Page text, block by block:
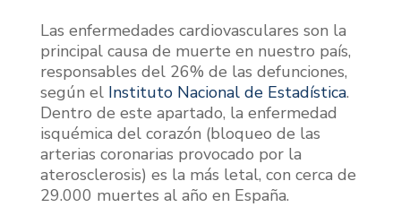
Las enfermedades cardiovasculares son la
principal causa de muerte en nuestro país,
responsables del 26% de las defunciones,
según el Instituto Nacional de Estadística.
Dentro de este apartado, la enfermedad
isquémica del corazón (bloqueo de las
arterias coronarias provocado por la
aterosclerosis) es la más letal, con cerca de
29.000 muertes al año en España.